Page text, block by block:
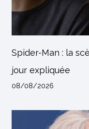
Spider-Man : la
jour expliquée
08/08/2026